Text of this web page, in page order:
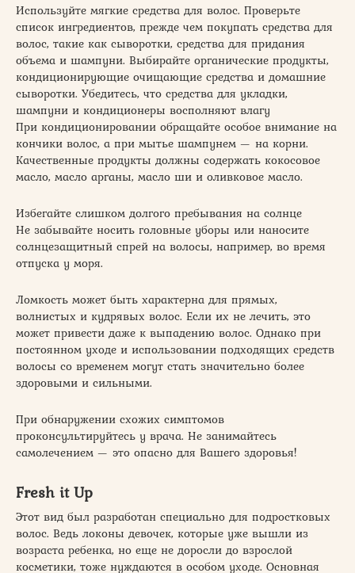
Используйте мягкие средства для волос. Проверьте
список ингредиентов, прежде чем покупать средства для
волос, такие как сыворотки, средства для придания
объема и шампуни. Выбирайте органические продукты,
кондиционирующие очищающие средства и домашние
сыворотки. Убедитесь, что средства для укладки,
шампуни и кондиционеры восполняют влагу
При кондиционировании обращайте особое внимание на
кончики волос, а при мытье шампунем — на корни.
Качественные продукты должны содержать кокосовое
масло, масло арганы, масло ши и оливковое масло.
Избегайте слишком долгого пребывания на солнце
Не забывайте носить головные уборы или наносите
солнцезащитный спрей на волосы, например, во время
отпуска у моря.
Ломкость может быть характерна для прямых,
волнистых и кудрявых волос. Если их не лечить, это
может привести даже к выпадению волос. Однако при
постоянном уходе и использовании подходящих средств
волосы со временем могут стать значительно более
здоровыми и сильными.
При обнаружении схожих симптомов
проконсультируйтесь у врача. Не занимайтесь
самолечением — это опасно для Вашего здоровья!
Fresh it Up
Этот вид был разработан специально для подростковых
волос. Ведь локоны девочек, которые уже вышли из
возраста ребенка, но еще не доросли до взрослой
косметики, тоже нуждаются в особом уходе. Основная